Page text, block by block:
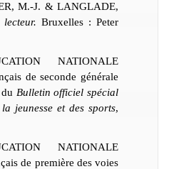
M.-J. & LANGLADE,
Bruxelles : Peter
NATIONALE
de seconde générale
Bulletin officiel spécial
jeunesse et des sports,
NATIONALE
de première des voies